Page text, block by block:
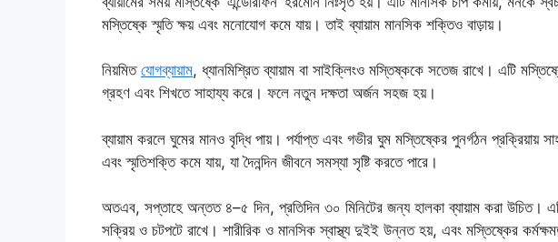
মস্তিষ্কে স্মৃতি ক্ষয় এবং মনোযোগ কমে যায়। তাই ব্যায়াম মানসিক শক্তিও বাড়ায়।
নিয়মিত যোগব্যায়াম, ধ্যানমিশ্রিত ব্যায়াম বা সাইক্লিংও মস্তিষ্ককে সতেজ রাখে। এটি
গ্রহণ এবং শিখতে সাহায্য করে। ফলে নতুন দক্ষতা অর্জন সহজ হয়।
ব্যায়াম করলে ঘুমের মানও বৃদ্ধি পায়। পর্যাপ্ত এবং গভীর ঘুম মস্তিষ্কের পুনর্গঠন
এবং স্মৃতিশক্তি কমে যায়, যা দৈনন্দিন জীবনে সমস্যা সৃষ্টি করতে পারে।
অতএব, সপ্তাহে অন্তত ৪–৫ দিন, প্রতিদিন ৩০ মিনিটের জন্য হালকা ব্যায়াম করা উচিত।
সক্রিয় ও চটপটে রাখে। শারীরিক ও মানসিক স্বাস্থ্য দুইই উন্নত হয়, এবং মস্তিষ্কের কর্মক্ষমতা